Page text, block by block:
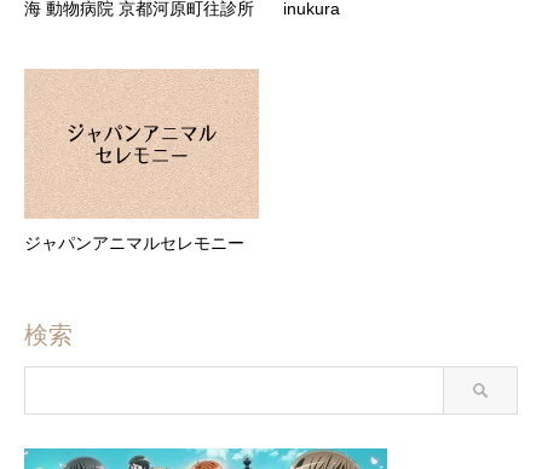
海 動物病院 京都河原町往診所 inukura
ジャパンアニマルセレモニー
検索